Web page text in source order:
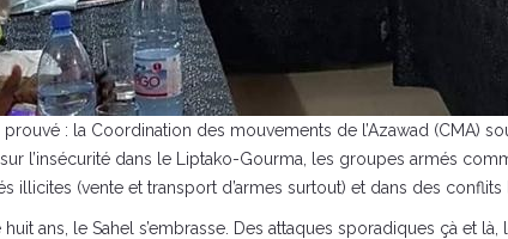
prouvé : la Coordination des mouvements de l’Azawad (CMA)
sur l’insécurité dans le Liptako-Gourma, les groupes armés
illicites (vente et transport d’armes surtout) et dans des conflits
ans, le Sahel s’embrasse. Des attaques sporadiques çà et